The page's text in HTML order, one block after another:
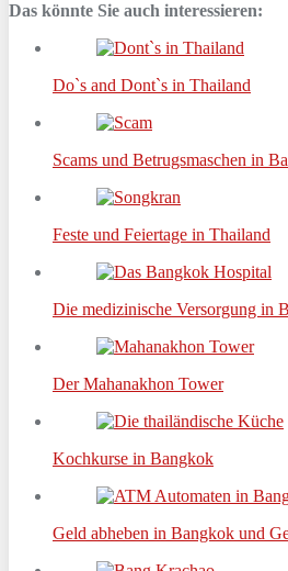
Das könnte Sie auch interessieren:
Do`s and Dont`s in Thailand
Scams und Betrugsmaschen in
Feste und Feiertage in Thailand
Die medizinische Versorgung in
Der Mahanakhon Tower
Kochkurse in Bangkok
Geld abheben in Bangkok und